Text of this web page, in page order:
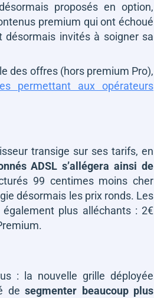
proposés en option,
premium qui ont échoué
invités à soigner sa
des offres (hors premium Pro),
permettant aux opérateurs
transige sur ses tarifs, en
ADSL s’allégera ainsi de
99 centimes moins cher
désormais les prix ronds. Les
plus alléchants : 2€
: la nouvelle grille déployée
de segmenter beaucoup plus